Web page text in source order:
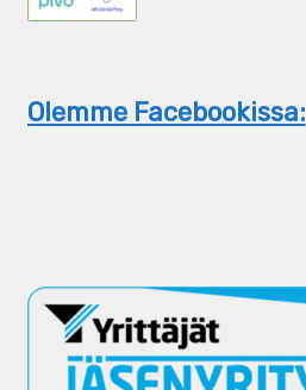
Olemme Facebookissa: